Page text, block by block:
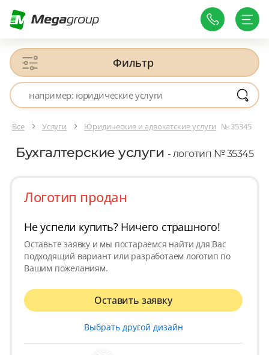
Фильтр
Все Услуги Юридические и адвокатские услуги № 35345
Бухгалтерские услуги - логотип № 35345
Логотип продан
Не успели купить? Ничего страшного!
Оставьте заявку и мы постараемся найти для Вас
подходящий вариант или разработаем логотип по
Вашим пожеланиям.
Оставить заявку
Выбрать другой дизайн